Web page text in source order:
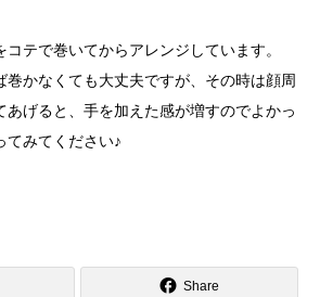
テで巻いてからアレンジしています。
巻かなくても大丈夫ですが、その時は顔周
あげると、手を加えた感が増すのでよかっ
てみてください♪
Share